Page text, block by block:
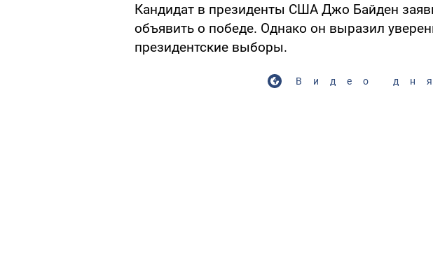
Кандидат в президенты США Джо Байден
объявить о победе. Однако он выразил
президентские выборы.
Видео